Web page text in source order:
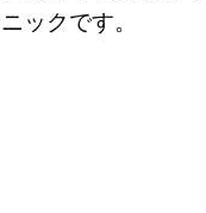
ックです。